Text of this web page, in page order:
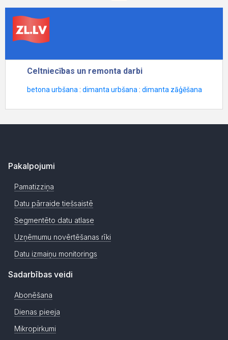
Pakalpojumi
Pamatizziņa
Datu pārraide tiešsaistē
Segmentēto datu atlase
Uzņēmumu novērtēšanas rīki
Datu izmaiņu monitorings
Sadarbības veidi
Abonēšana
Dienas pieeja
Mikropirkumi